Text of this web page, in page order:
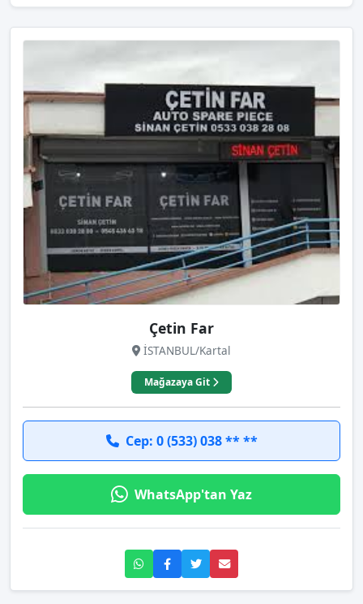
Çetin Far
İSTANBUL/Kartal
Mağazaya Git
Cep: 0 (533) 038 ** **
WhatsApp'tan Yaz